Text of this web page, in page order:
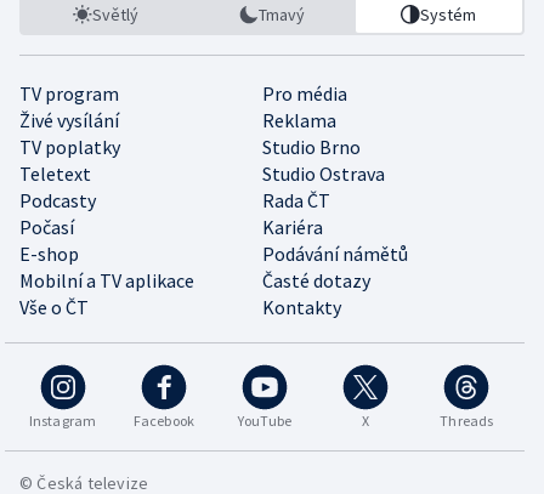
Světlý Tmavý Systém
TV program
Pro média
Živé vysílání
Reklama
TV poplatky
Studio Brno
Teletext
Studio Ostrava
Podcasty
Rada ČT
Počasí
Kariéra
E-shop
Podávání námětů
Mobilní a TV aplikace
Časté dotazy
Vše o ČT
Kontakty
Instagram Facebook YouTube X Threads
© Česká televize